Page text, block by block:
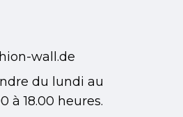
wall.de
du lundi au
à 18.00 heures.